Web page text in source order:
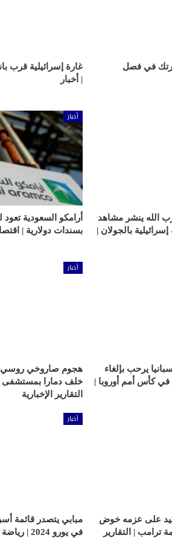
في فصل
غارة إسرائيلية قرب
| أخبار
2”.. حزب الله ينشر مشاهد
بالجولان |
أخبار
أرامكو السعودية
بسندات دولارية |
يرحب بإلغاء
في كأس أمم أوروبا |
أخبار
هجوم صاروخي
خلف دمارا بمستشفى
التقارير الإخبارية
على عزمه خوض
ترامب | التقارير
أخبار
في يورو 2024 | رياضة